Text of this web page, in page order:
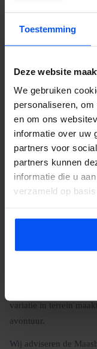
Toestemming
Deze website
We gebruiken
personaliseren,
en om ons
informatie over uw
partners voor
partners kunnen
informatie die u
verzameld op
Nergens is de borrel
verhalen over de
worden het gesprek
Combineer met
groepen van 8 tot 50,
Maashorst als
de open heidevelden
variatie in terrein
avontuur.
Wij adviseren de